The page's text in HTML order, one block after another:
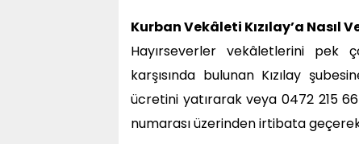
Kurban Vekâleti Kızılay’a Nasıl
Hayırseverler vekâletlerini pek
karşısında bulunan Kızılay
ücretini yatırarak veya 0472 215
numarası üzerinden irtibata